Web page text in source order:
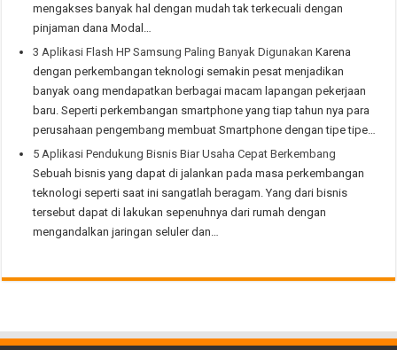
mengakses banyak hal dengan mudah tak terkecuali dengan
pinjaman dana Modal…
3 Aplikasi Flash HP Samsung Paling Banyak Digunakan Karena
dengan perkembangan teknologi semakin pesat menjadikan
banyak oang mendapatkan berbagai macam lapangan pekerjaan
baru. Seperti perkembangan smartphone yang tiap tahun nya para
perusahaan pengembang membuat Smartphone dengan tipe tipe…
5 Aplikasi Pendukung Bisnis Biar Usaha Cepat Berkembang
Sebuah bisnis yang dapat di jalankan pada masa perkembangan
teknologi seperti saat ini sangatlah beragam. Yang dari bisnis
tersebut dapat di lakukan sepenuhnya dari rumah dengan
mengandalkan jaringan seluler dan…